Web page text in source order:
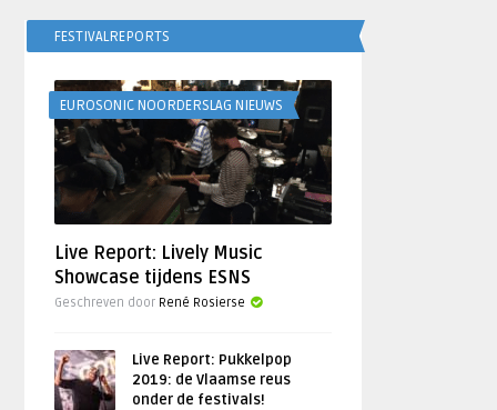
FESTIVALREPORTS
EUROSONIC NOORDERSLAG NIEUWS
Live Report: Lively Music
Showcase tijdens ESNS
Geschreven door René Rosierse
Live Report: Pukkelpop
2019: de Vlaamse reus
onder de festivals!